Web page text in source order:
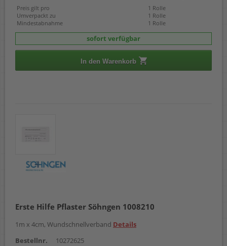
Preis gilt pro
1 Rolle
Umverpackt zu
1 Rolle
Mindestabnahme
1 Rolle
sofort verfügbar
In den Warenkorb
Erste Hilfe Pflaster Söhngen 1008210
1m x 4cm, Wundschnellverband Details
Bestellnr.
10272625